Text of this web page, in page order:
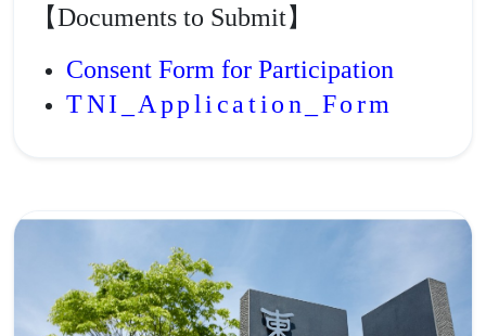
【Documents to Submit】
Consent Form for Participation
TNI_Application_Form